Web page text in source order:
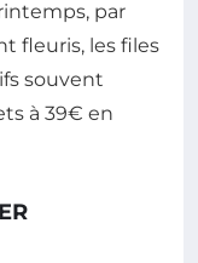
par
fleuris, les files
souvent
à 39€ en